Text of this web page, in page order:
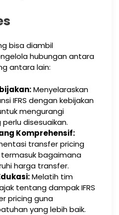
bisa diambil
hubungan antara
antara lain:
Menyelaraskan
IFRS dengan kebijakan
mengurangi
disesuaikan.
Komprehensif:
transfer pricing
bagaimana
harga transfer.
Melatih tim
tentang dampak IFRS
pricing guna
yang lebih baik.